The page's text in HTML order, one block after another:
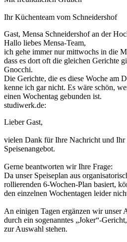
Ihr Küchenteam vom Schneidershof
Gast, Mensa Schneidershof an der
Hallo liebes Mensa-Team,
ich gehe immer nur mittwochs in die
dass es dort oft die gleichen Gerichte
Gnocchi.
Die Gerichte, die es diese Woche am
kenne ich gar nicht. Es wäre schön,
einen Wochentag gebunden ist.
studiwerk.de:
Lieber Gast,
vielen Dank für Ihre Nachricht und Ihr
Speisenangebot.
Gerne beantworten wir Ihre Frage:
Da unser Speiseplan aus
rollierenden 6-Wochen-Plan basiert,
den einzelnen Wochentagen leider
An einigen Tagen ergänzen wir unser
durch ein sogenanntes „Joker“-
zur Auswahl stehen.